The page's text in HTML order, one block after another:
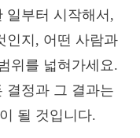
일부터 시작해서,
인지, 어떤 사람과
위를 넓혀가세요.
결정과 그 결과는
될 것입니다.